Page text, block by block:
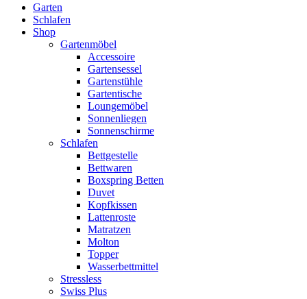
Garten
Schlafen
Shop
Gartenmöbel
Accessoire
Gartensessel
Gartenstühle
Gartentische
Loungemöbel
Sonnenliegen
Sonnenschirme
Schlafen
Bettgestelle
Bettwaren
Boxspring Betten
Duvet
Kopfkissen
Lattenroste
Matratzen
Molton
Topper
Wasserbettmittel
Stressless
Swiss Plus